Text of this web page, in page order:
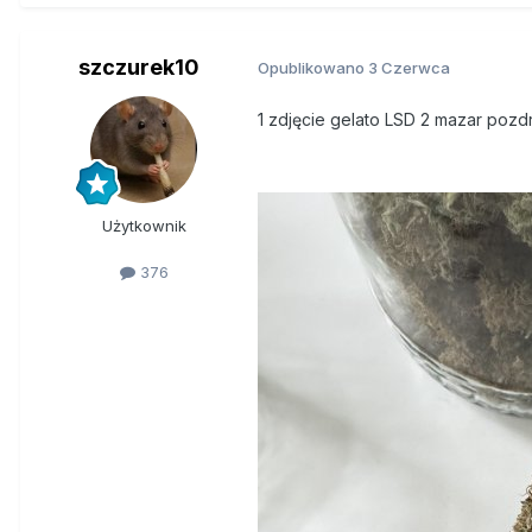
szczurek10
Użytkownik
376
Opublikowano 3 Czerwca
1 zdjęcie gelato LSD 2 mazar